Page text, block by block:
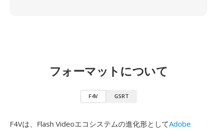
フォーマットについて
F4V GSRT
F4Vは、Flash Videoエコシステムの進化形としてAdobe